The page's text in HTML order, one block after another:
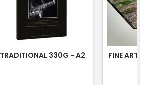
TRADITIONAL 330G - A2 FINE ART